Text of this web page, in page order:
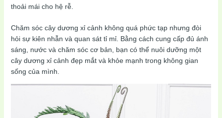
thoải mái cho hệ rễ.
Chăm sóc cây dương xỉ cảnh không quá phức tạp nhưng đòi
hỏi sự kiên nhẫn và quan sát tỉ mỉ. Bằng cách cung cấp đủ ánh
sáng, nước và chăm sóc cơ bản, bạn có thể nuôi dưỡng một
cây dương xỉ cảnh đẹp mắt và khỏe mạnh trong không gian
sống của mình.